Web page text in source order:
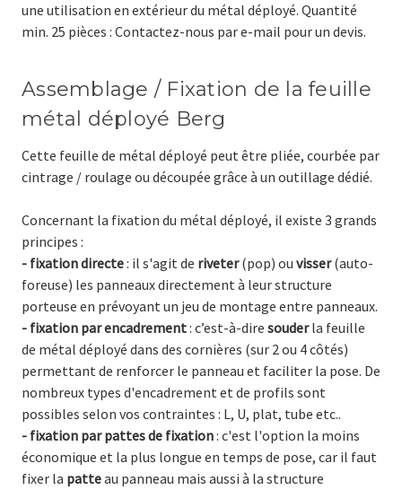
une utilisation en extérieur du métal déployé. Quantité
min. 25 pièces : Contactez-nous par e-mail pour un devis.
Assemblage / Fixation de la feuille
métal déployé Berg
Cette feuille de métal déployé peut être pliée, courbée par
cintrage / roulage ou découpée grâce à un outillage dédié.
Concernant la fixation du métal déployé, il existe 3 grands
principes :
- fixation directe: il s'agit de riveter(pop) ou visser(auto-
foreuse) les panneaux directement à leur structure
porteuse en prévoyant un jeu de montage entre panneaux.
- fixation par encadrement: c’est-à-dire souderla feuille
de métal déployé dans des cornières (sur 2 ou 4 côtés)
permettant de renforcer le panneau et faciliter la pose. De
nombreux types d'encadrement et de profils sont
possibles selon vos contraintes : L, U, plat, tube etc..
- fixation par pattes de fixation: c'est l'option la moins
économique et la plus longue en temps de pose, car il faut
fixer la patteau panneau mais aussi à la structure